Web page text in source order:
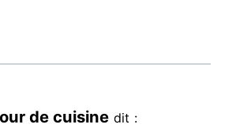
de cuisine dit :